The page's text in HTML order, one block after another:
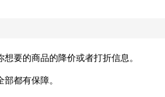
要的商品的降价或者打折信息。
都有保障。